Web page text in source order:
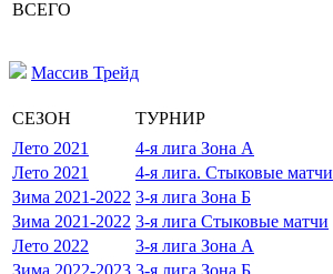
ВСЕГО
Массив Трейд
СЕЗОН ТУРНИР
Лето 2021
4-я лига Зона А
Лето 2021
4-я лига. Стыковые матчи
Зима 2021-2022 3-я лига Зона Б
Зима 2021-2022 3-я лига Стыковые матчи
Лето 2022
3-я лига Зона А
Зима 2022-2023 3-я лига Зона Б